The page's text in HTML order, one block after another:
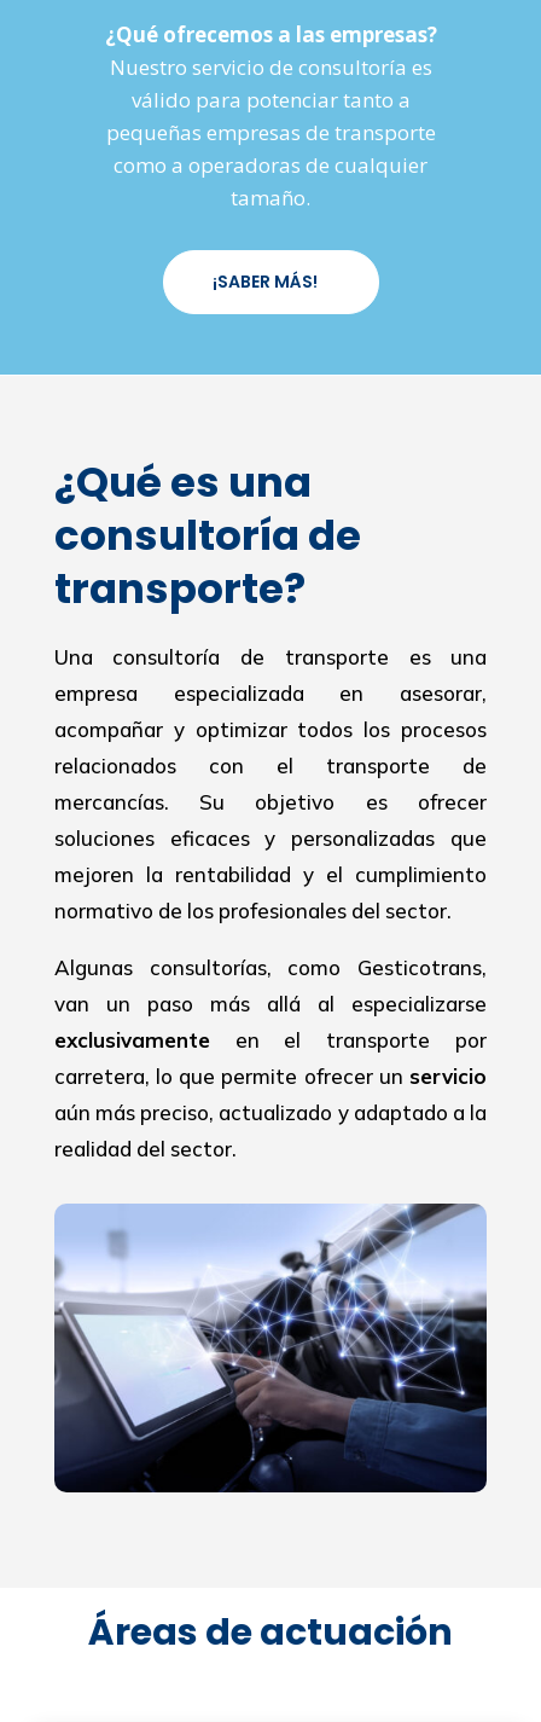
¿Qué ofrecemos a las empresas?
Nuestro servicio de consultoría es
válido para potenciar tanto a
pequeñas empresas de transporte
como a operadoras de cualquier
tamaño.
¡SABER MÁS!
¿Qué es una
consultoría de
transporte?
Una consultoría de transporte es una
empresa especializada en asesorar,
acompañar y optimizar todos los procesos
relacionados con el transporte de
mercancías. Su objetivo es ofrecer
soluciones eficaces y personalizadas que
mejoren la rentabilidad y el cumplimiento
normativo de los profesionales del sector.
Algunas consultorías, como Gesticotrans,
van un paso más allá al especializarse
exclusivamenteen el transporte por
carretera, lo que permite ofrecer unservicio
aún más preciso, actualizado y adaptado a la
realidad del sector.
Áreas de actuación